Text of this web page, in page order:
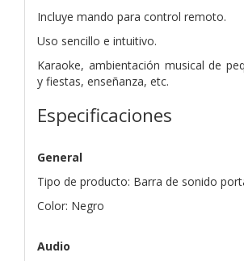
Incluye mando para control remoto.
Uso sencillo e intuitivo.
Karaoke, ambientación musical de
y fiestas, enseñanza, etc.
Especificaciones
General
Tipo de producto: Barra de sonido
Color: Negro
Audio